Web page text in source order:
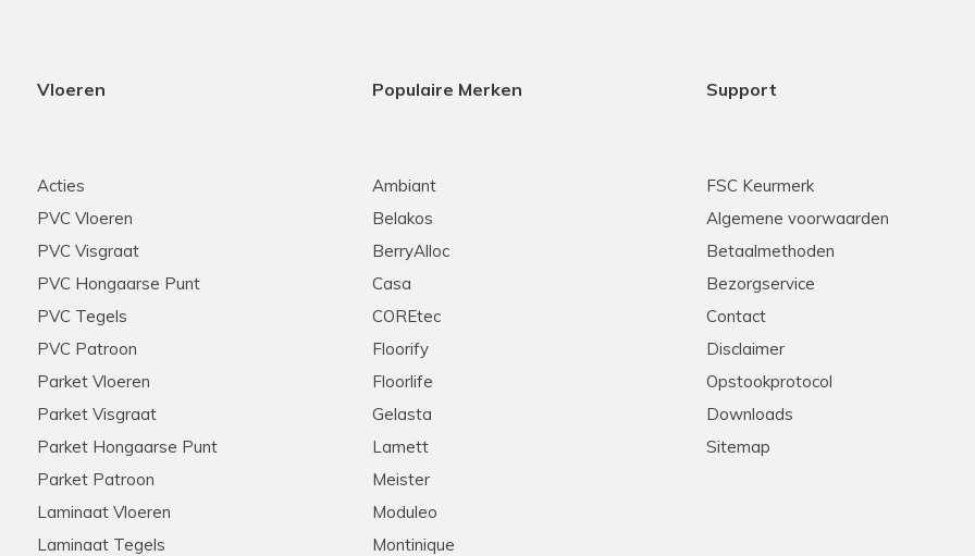
Vloeren
Acties
PVC Vloeren
PVC Visgraat
PVC Hongaarse Punt
PVC Tegels
PVC Patroon
Parket Vloeren
Parket Visgraat
Parket Hongaarse Punt
Parket Patroon
Laminaat Vloeren
Laminaat Tegels
Populaire Merken
Ambiant
Belakos
BerryAlloc
Casa
COREtec
Floorify
Floorlife
Gelasta
Lamett
Meister
Moduleo
Montinique
Support
FSC Keurmerk
Algemene voorwaarden
Betaalmethoden
Bezorgservice
Contact
Disclaimer
Opstookprotocol
Downloads
Sitemap